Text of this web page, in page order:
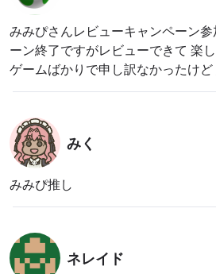
みみぴさんレビューキャンペーン
ーン終了ですがレビューできて 楽
ゲームばかりで申し訳なかったけ
っぱ、ゲームは最高ですねぇ
みく
みみぴ推し
ネレイド